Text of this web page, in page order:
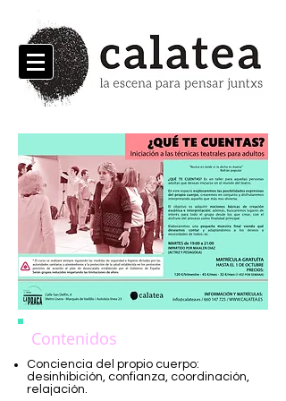
Contenidos
Conciencia del propio cuerpo:
desinhibición, confianza, coordinación,
relajación.